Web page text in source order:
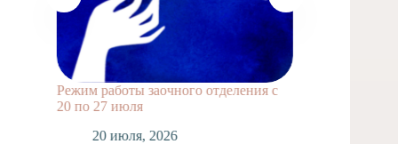
Режим работы заочного отделения с
20 по 27 июля
20 июля, 2026